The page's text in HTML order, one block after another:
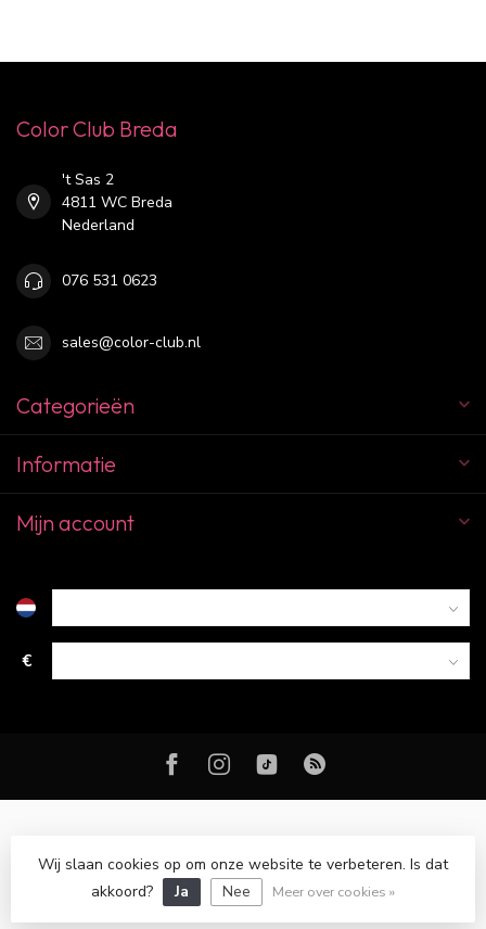
Color Club Breda
't Sas 2
4811 WC Breda
Nederland
076 531 0623
sales@color-club.nl
Categorieën
Informatie
Mijn account
€
© Copyright 2026 Color Club Breda
Wij slaan cookies op om onze website te verbeteren. Is dat
akkoord?
Ja Nee Meer over cookies »